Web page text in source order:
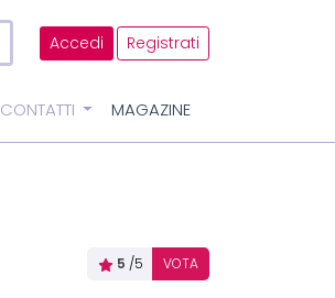
Accedi Registrati
CONTATTI MAGAZINE
5 /5 VOTA